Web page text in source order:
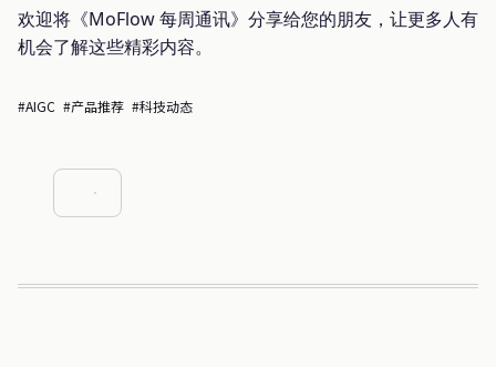
欢迎将《MoFlow 每周通讯》分享给您的朋友，让更多人有
机会了解这些精彩内容。
#AIGC #产品推荐 #科技动态